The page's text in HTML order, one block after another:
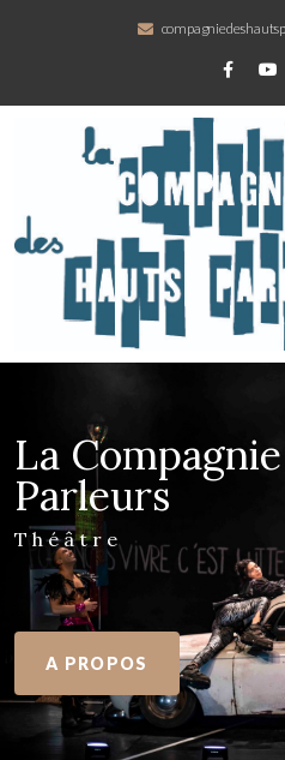
La
Parleurs
Théâtre
A PROPOS